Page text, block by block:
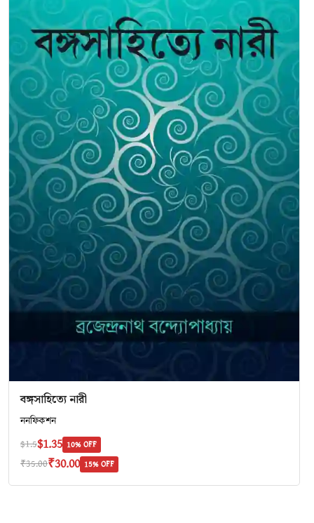
বঙ্গসাহিত্যে নারী
ননফিকশন
$1.5$1.35 10% OFF
₹35.00₹30.00 15% OFF